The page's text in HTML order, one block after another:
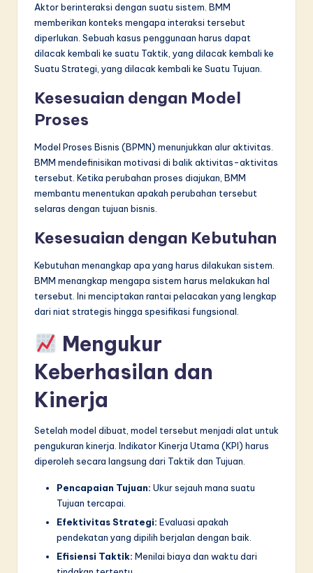
Aktor berinteraksi dengan suatu sistem. BMM
memberikan konteks mengapa interaksi tersebut
diperlukan. Sebuah kasus penggunaan harus dapat
dilacak kembali ke suatu Taktik, yang dilacak kembali ke
Suatu Strategi, yang dilacak kembali ke Suatu Tujuan.
Kesesuaian dengan Model
Proses
Model Proses Bisnis (BPMN) menunjukkan alur aktivitas.
BMM mendefinisikan motivasi di balik aktivitas-aktivitas
tersebut. Ketika perubahan proses diajukan, BMM
membantu menentukan apakah perubahan tersebut
selaras dengan tujuan bisnis.
Kesesuaian dengan Kebutuhan
Kebutuhan menangkap apa yang harus dilakukan sistem.
BMM menangkap mengapa sistem harus melakukan hal
tersebut. Ini menciptakan rantai pelacakan yang lengkap
dari niat strategis hingga spesifikasi fungsional.
Mengukur
Keberhasilan dan
Kinerja
Setelah model dibuat, model tersebut menjadi alat untuk
pengukuran kinerja. Indikator Kinerja Utama (KPI) harus
diperoleh secara langsung dari Taktik dan Tujuan.
Pencapaian Tujuan: Ukur sejauh mana suatu
Tujuan tercapai.
Efektivitas Strategi: Evaluasi apakah
pendekatan yang dipilih berjalan dengan baik.
Efisiensi Taktik: Menilai biaya dan waktu dari